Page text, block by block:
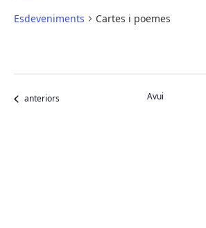
Esdeveniments Cartes i poemes
Esdeveniments
anteriors Avui